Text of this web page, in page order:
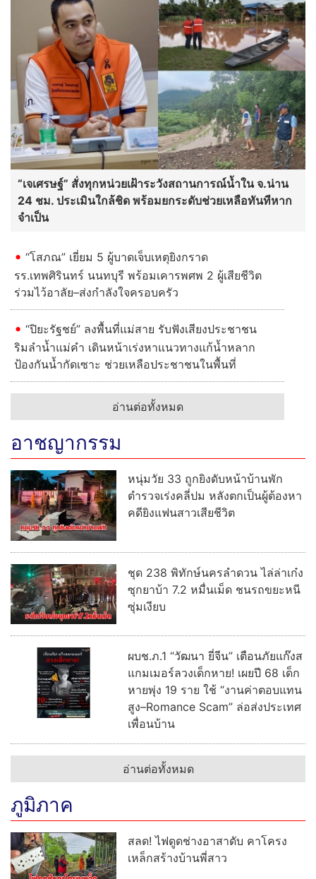
“เจเศรษฐ์” สั่งทุกหน่วยเฝ้าระวังสถานการณ์น้ำใน จ.น่าน
24 ชม. ประเมินใกล้ชิด พร้อมยกระดับช่วยเหลือทันทีหาก
จำเป็น
“โสภณ” เยี่ยม 5 ผู้บาดเจ็บเหตุยิงกราด
รร.เทพศิรินทร์ นนทบุรี พร้อมเคารพศพ 2 ผู้เสียชีวิต
ร่วมไว้อาลัย–ส่งกำลังใจครอบครัว
“ปิยะรัฐชย์” ลงพื้นที่แม่สาย รับฟังเสียงประชาชน
ริมลำน้ำแม่คำ เดินหน้าเร่งหาแนวทางแก้น้ำหลาก
ป้องกันน้ำกัดเซาะ ช่วยเหลือประชาชนในพื้นที่
อ่านต่อทั้งหมด
อาชญากรรม
หนุ่มวัย 33 ถูกยิงดับหน้าบ้านพัก
ตำรวจเร่งคลี่ปม หลังตกเป็นผู้ต้องหา
คดียิงแฟนสาวเสียชีวิต
ชุด 238 พิทักษ์นครลำดวน ไล่ล่าเก๋ง
ซุกยาบ้า 7.2 หมื่นเม็ด ชนรถขยะหนี
ซุ่มเงียบ
ผบช.ภ.1 “วัฒนา ยี่จีน” เตือนภัยแก๊งส
แกมเมอร์ลวงเด็กหาย! เผยปี 68 เด็ก
หายพุ่ง 19 ราย ใช้ “งานค่าตอบแทน
สูง–Romance Scam” ล่อส่งประเทศ
เพื่อนบ้าน
อ่านต่อทั้งหมด
ภูมิภาค
สลด! ไฟดูดช่างอาสาดับ คาโครง
เหล็กสร้างบ้านพี่สาว